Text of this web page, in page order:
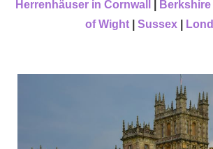
Herrenhäuser in Cornwall Berkshire
of Wight| Sussex|